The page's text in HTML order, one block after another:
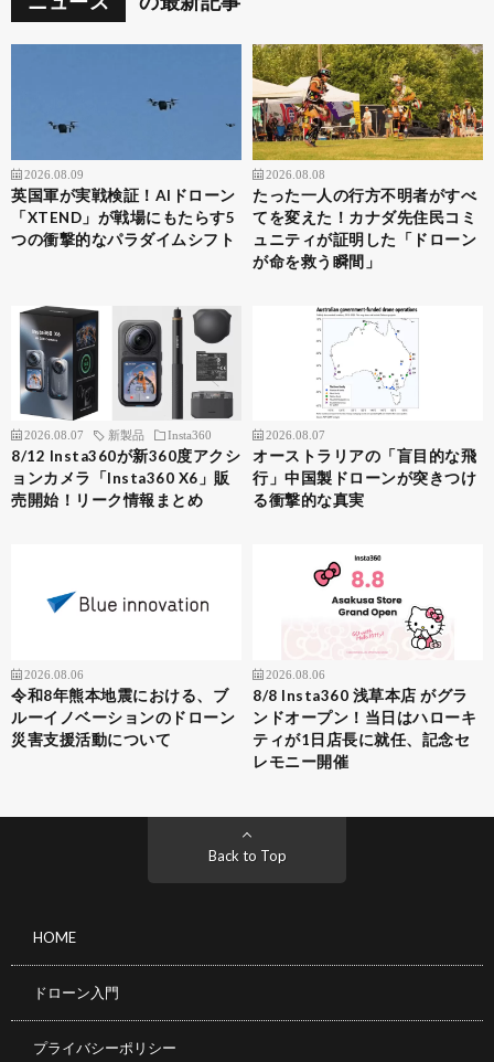
2026.08.09
英国軍が実戦検証！AIドローン
「XTEND」が戦場にもたらす5
つの衝撃的なパラダイムシフト
2026.08.08
たった一人の行方不明者がすべ
てを変えた！カナダ先住民コミ
ュニティが証明した「ドローン
が命を救う瞬間」
2026.08.07 新製品 Insta360
8/12 Insta360が新360度アクシ
ョンカメラ「Insta360 X6」販
売開始！リーク情報まとめ
2026.08.07
オーストラリアの「盲目的な飛
行」中国製ドローンが突きつけ
る衝撃的な真実
2026.08.06
令和8年熊本地震における、ブ
ルーイノベーションのドローン
災害支援活動について
2026.08.06
8/8 Insta360 浅草本店 がグラ
ンドオープン！当日はハローキ
ティが1日店長に就任、記念セ
レモニー開催
Back to Top
HOME
ドローン入門
プライバシーポリシー